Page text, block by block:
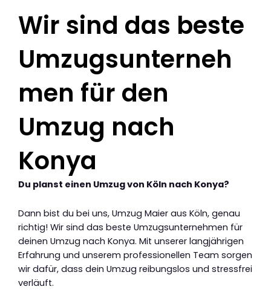
Wir sind das beste
Umzugsunterneh
men für den
Umzug nach
Konya
Du planst einen Umzug von Köln nach Konya?
Dann bist du bei uns, Umzug Maier aus Köln, genau
richtig! Wir sind das beste Umzugsunternehmen für
deinen Umzug nach Konya. Mit unserer langjährigen
Erfahrung und unserem professionellen Team sorgen
wir dafür, dass dein Umzug reibungslos und stressfrei
verläuft.